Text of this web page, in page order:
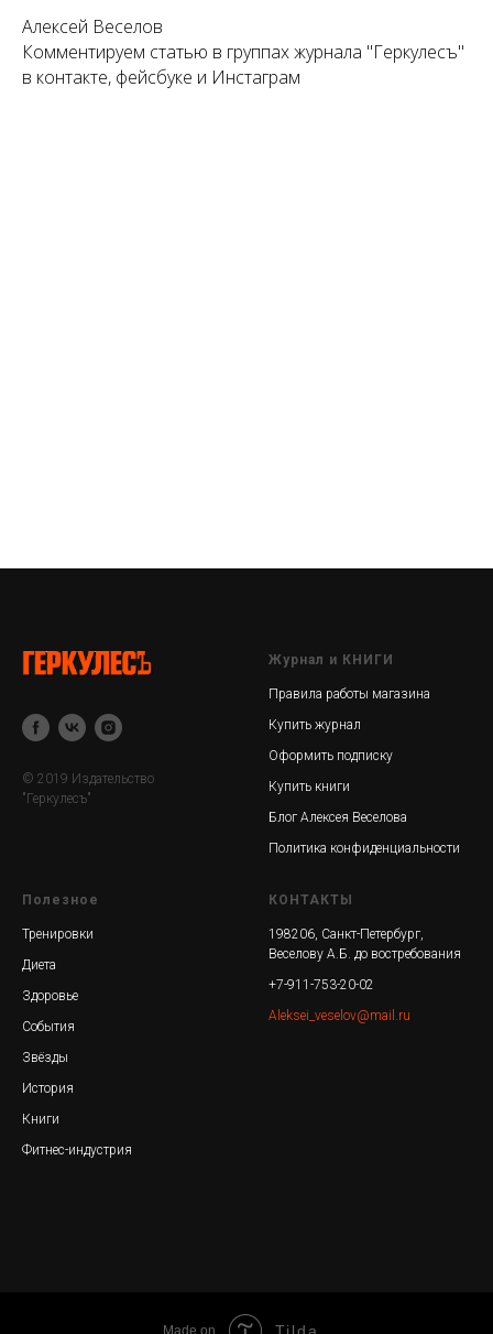
Алексей Веселов
Комментируем статью в группах журнала "Геркулесъ"
в контакте, фейсбуке и Инстаграм
© 2019 Издательство
"Геркулесъ"
Журнал и КНИГИ
Правила работы магазина
Купить журнал
Оформить подписку
Купить книги
Блог Алексея Веселова
Политика конфиденциальности
Полезное
Тренировки
Диета
Здоровье
События
Звёзды
История
Книги
Фитнес-индустрия
КОНТАКТЫ
198206, Санкт-Петербург,
Веселову А.Б. до востребования
+7-911-753-20-02
Aleksei_veselov@mail.ru
Made on